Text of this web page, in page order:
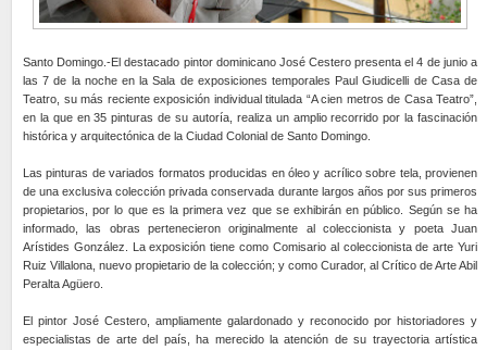
Santo Domingo.-El destacado pintor dominicano José Cestero presenta el 4 de junio a
las 7 de la noche en la Sala de exposiciones temporales Paul Giudicelli de Casa de
Teatro, su más reciente exposición individual titulada “A cien metros de Casa Teatro”,
en la que en 35 pinturas de su autoría, realiza un amplio recorrido por la fascinación
histórica y arquitectónica de la Ciudad Colonial de Santo Domingo.
Las pinturas de variados formatos producidas en óleo y acrílico sobre tela, provienen
de una exclusiva colección privada conservada durante largos años por sus primeros
propietarios, por lo que es la primera vez que se exhibirán en público. Según se ha
informado, las obras pertenecieron originalmente al coleccionista y poeta Juan
Arístides González. La exposición tiene como Comisario al coleccionista de arte Yuri
Ruiz Villalona, nuevo propietario de la colección; y como Curador, al Crítico de Arte Abil
Peralta Agüero.
El pintor José Cestero, ampliamente galardonado y reconocido por historiadores y
especialistas de arte del país, ha merecido la atención de su trayectoria artística